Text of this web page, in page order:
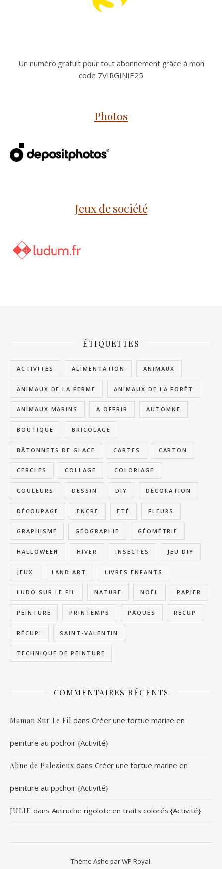
Un numéro gratuit pour tout abonnement grâce à mon
code 7VIRGINIE25
Photos
Jeux de société
ÉTIQUETTES
ACTIVITÉS ALIMENTATION ANIMAUX
ANIMAUX DE LA FERME ANIMAUX DE LA FORÊT
ANIMAUX MARINS A OFFRIR AUTOMNE
BOUTIQUE BRICOLAGE
BÂTONNETS DE GLACE CARTES CARTON
CERCLES COLLAGE COLORIAGE
COULEURS DESSIN DIY DÉCORATION
DÉCOUPAGE ENCRE ETÉ FLEURS
GRAPHISME GÉOGRAPHIE GÉOMÉTRIE
HALLOWEEN HIVER INSECTES JEU DIY
JEUX LAND ART LIVRES ENFANTS
LUDO SUR LE FIL NATURE NOËL PAPIER
PEINTURE PRINTEMPS PÂQUES RÉCUP
RÉCUP' SAINT-VALENTIN
TECHNIQUE DE PEINTURE
COMMENTAIRES RÉCENTS
Maman Sur Le Fil dans Créer une tortue marine en
peinture au pochoir {Activité}
Aline de Palezieux dans Créer une tortue marine en
peinture au pochoir {Activité}
JULIE dans Autruche rigolote en traits colorés {Activité}
Thème Ashe parWP Royal.